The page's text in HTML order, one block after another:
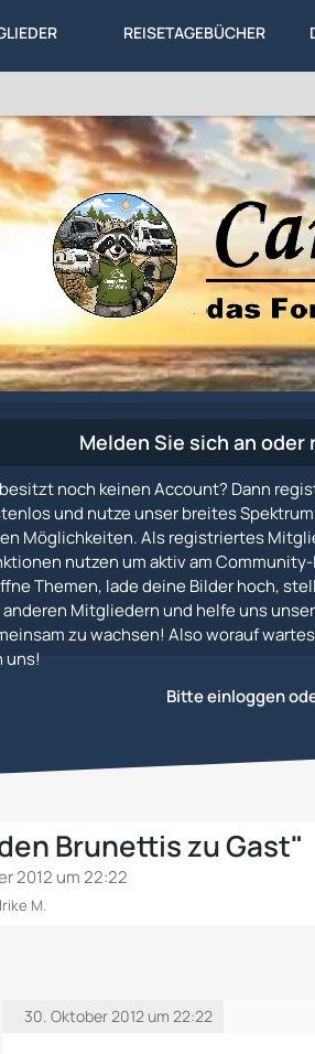
REISETAGEBÜCHER
Melden Sie sich an
noch keinen Account? Dann
und nutze unser breites
Möglichkeiten. Als registriertes
nutzen um aktiv am
Themen, lade deine Bilder hoch,
Mitgliedern und helfe uns
zu wachsen! Also worauf
uns!
Bitte einloggen
Buchempfehlungen
Brunettis zu Gast"
2012 um 22:22
M.
30. Oktober 2012 um 22:22